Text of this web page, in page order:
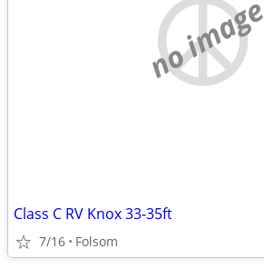
no image
Class C RV Knox 33-35ft
7/16 Folsom